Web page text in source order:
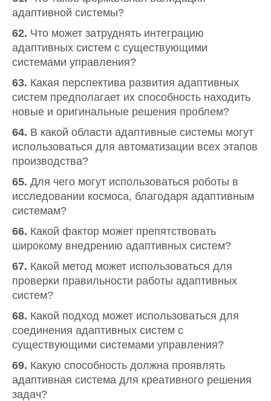
адаптивной системы?
62. Что может затруднять интеграцию
адаптивных систем с существующими
системами управления?
63. Какая перспектива развития адаптивных
систем предполагает их способность находить
новые и оригинальные решения проблем?
64. В какой области адаптивные системы могут
использоваться для автоматизации всех этапов
производства?
65. Для чего могут использоваться роботы в
исследовании космоса, благодаря адаптивным
системам?
66. Какой фактор может препятствовать
широкому внедрению адаптивных систем?
67. Какой метод может использоваться для
проверки правильности работы адаптивных
систем?
68. Какой подход может использоваться для
соединения адаптивных систем с
существующими системами управления?
69. Какую способность должна проявлять
адаптивная система для креативного решения
задач?